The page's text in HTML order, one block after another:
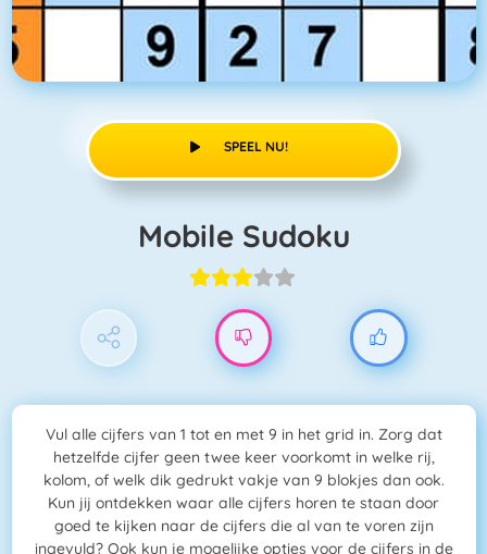
SPEEL NU!
Mobile Sudoku
Vul alle cijfers van 1 tot en met 9 in het grid in. Zorg dat
hetzelfde cijfer geen twee keer voorkomt in welke rij,
kolom, of welk dik gedrukt vakje van 9 blokjes dan ook.
Kun jij ontdekken waar alle cijfers horen te staan door
goed te kijken naar de cijfers die al van te voren zijn
ingevuld? Ook kun je mogelijke opties voor de cijfers in de